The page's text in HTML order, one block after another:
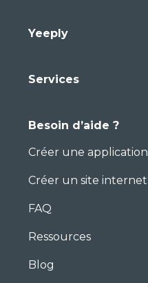
Yeeply
Services
Besoin d’aide ?
Créer une application
Créer un site internet
FAQ
Ressources
Blog